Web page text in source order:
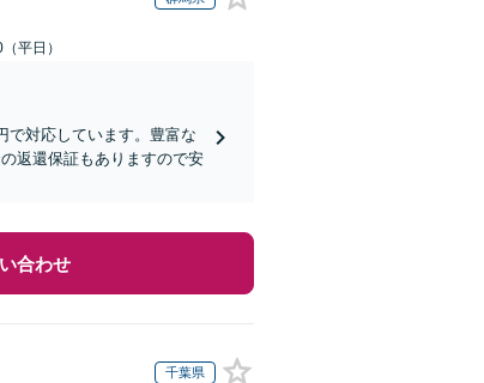
平日）
で対応しています。豊富な
返還保証もありますので安
合わせ
千葉県